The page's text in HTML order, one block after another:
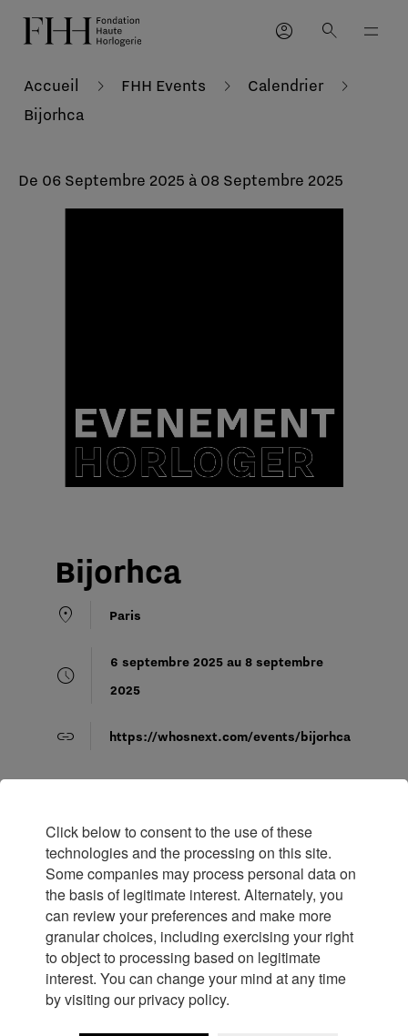
account_circle search
Accueil FHH Events
Calendrier
Bijorhca
De 06 Septembre 2025 à 08 Septembre 2025
Bijorhca
location_on Paris
schedule
6 septembre 2025 au 8 septembre
2025
link https://whosnext.com/events/bijorhca
représente le rendez-vous biannuel
d'une profession : la bijouterie.
Bijorhca est l’unique salon dédié à la
bijouterie, aux montres et aux
industries techniques.
Click below to consent to the use of these
technologies and the processing on this site.
Some companies may process personal data on
the basis of legitimate interest. Alternately, you
can review your preferences and make more
granular choices, including exercising your right
to object to processing based on legitimate
interest. You can change your mind at any time
by visiting our privacy policy.